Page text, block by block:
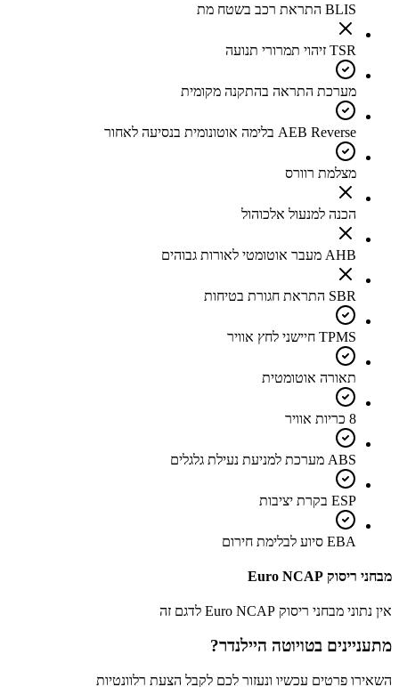
BLIS התראת רכב בשטח מת
TSR זיהוי תמרורי תנועה
מערכת התראה בהתקנה מקומית
AEB Reverse בלימה אוטונומית בנסיעה לאחור
מצלמת רוורס
הכנה למנעול אלכוהול
AHB מעבר אוטומטי לאורות גבוהים
SBR התראת חגורת בטיחות
TPMS חיישני לחץ אוויר
תאורה אוטומטית
8 כריות אוויר
ABS מערכת למניעת נעילת גלגלים
ESP בקרת יציבות
EBA סיוע לבלימת חירום
מבחני ריסוק Euro NCAP
אין נתוני מבחני ריסוק Euro NCAP לדגם זה
מתעניינים בטויוטה היילנדר?
השאירו פרטים עכשיו ונעזור לכם לקבל הצעת רלוונטיות